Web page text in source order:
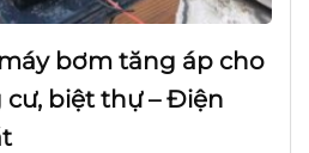
bơm tăng áp cho
biệt thự – Điện